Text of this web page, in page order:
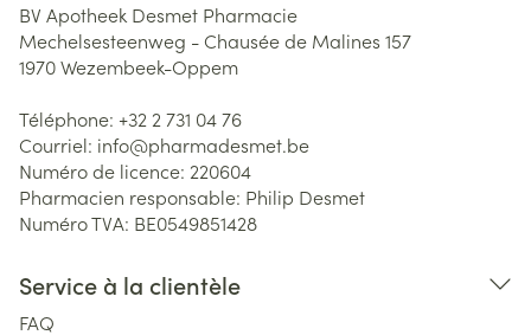
BV Apotheek Desmet Pharmacie
Mechelsesteenweg - Chausée de Malines 157
1970Wezembeek-Oppem
Téléphone: +32 2 731 04 76
Courriel: info@pharmadesmet.be
Numéro de licence: 220604
Pharmacien responsable: Philip Desmet
Numéro TVA: BE0549851428
Service à la clientèle
FAQ